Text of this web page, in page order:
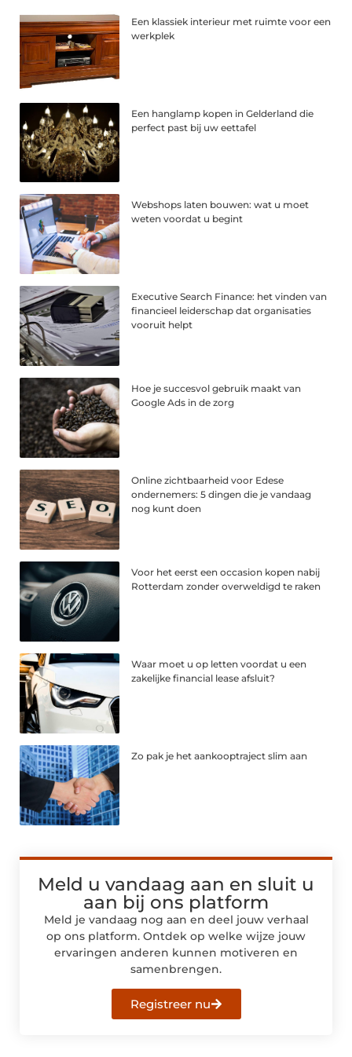
Een klassiek interieur met ruimte voor een
werkplek
Een hanglamp kopen in Gelderland die
perfect past bij uw eettafel
Webshops laten bouwen: wat u moet
weten voordat u begint
Executive Search Finance: het vinden van
financieel leiderschap dat organisaties
vooruit helpt
Hoe je succesvol gebruik maakt van
Google Ads in de zorg
Online zichtbaarheid voor Edese
ondernemers: 5 dingen die je vandaag
nog kunt doen
Voor het eerst een occasion kopen nabij
Rotterdam zonder overweldigd te raken
Waar moet u op letten voordat u een
zakelijke financial lease afsluit?
Zo pak je het aankooptraject slim aan
Meld u vandaag aan en sluit u
aan bij ons platform
Meld je vandaag nog aan en deel jouw verhaal
op ons platform. Ontdek op welke wijze jouw
ervaringen anderen kunnen motiveren en
samenbrengen.
Registreer nu